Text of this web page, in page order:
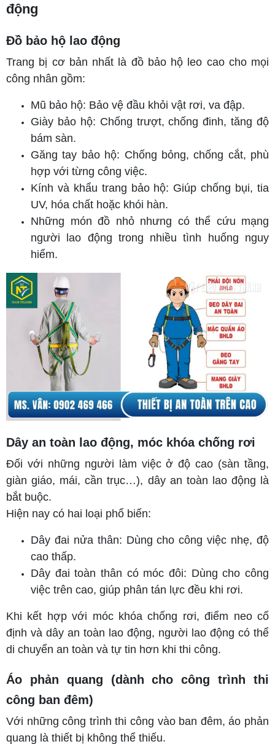
động
Đồ bảo hộ lao động
Trang bị cơ bản nhất là đồ bảo hộ leo cao cho mọi
công nhân gồm:
Mũ bảo hộ: Bảo vệ đầu khỏi vật rơi, va đập.
Giày bảo hộ: Chống trượt, chống đinh, tăng độ
bám sàn.
Găng tay bảo hộ: Chống bỏng, chống cắt, phù
hợp với từng công việc.
Kính và khẩu trang bảo hộ: Giúp chống bụi, tia
UV, hóa chất hoặc khói hàn.
Những món đồ nhỏ nhưng có thể cứu mạng
người lao động trong nhiều tình huống nguy
hiểm.
Dây an toàn lao động, móc khóa chống rơi
Đối với những người làm việc ở độ cao (sàn tầng,
giàn giáo, mái, cần trục…), dây an toàn lao động là
bắt buộc.
Hiện nay có hai loại phổ biến:
Dây đai nửa thân: Dùng cho công việc nhẹ, độ
cao thấp.
Dây đai toàn thân có móc đôi: Dùng cho công
việc trên cao, giúp phân tán lực đều khi rơi.
Khi kết hợp với móc khóa chống rơi, điểm neo cố
định và dây an toàn lao động, người lao động có thể
di chuyển an toàn và tự tin hơn khi thi công.
Áo phản quang (dành cho công trình thi
công ban đêm)
Với những công trình thi công vào ban đêm, áo phản
quang là thiết bị không thể thiếu.